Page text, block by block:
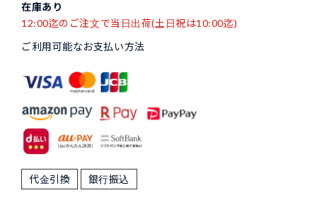
在庫あり
12:00迄のご注文で当日出荷(土日祝は10:00迄)
ご利用可能なお支払い方法
代金引換 銀行振込